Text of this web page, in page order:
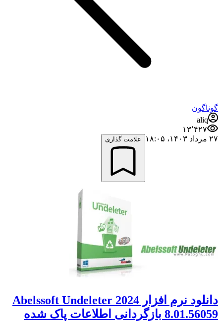
گوناگون
aliq
۱۳٬۴۲۷
۲۷ مرداد ۱۴۰۳،‏ ۱۸:۰۵
علامت گذاری
دانلود نرم افزار Abelssoft Undeleter 2024
8.01.56059 بازگردانی اطلاعات پاک شده